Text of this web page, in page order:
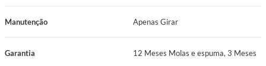
Manutenção Apenas Girar
Garantia
12 Meses Molas e espuma, 3 Meses